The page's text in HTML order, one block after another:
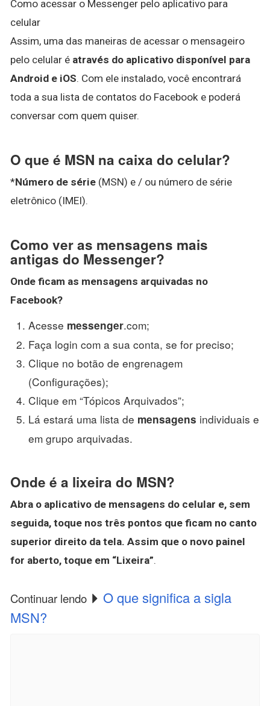
Como acessar o Messenger pelo aplicativo para
celular
Assim, uma das maneiras de acessar o mensageiro
pelo celular é através do aplicativo disponível para
Android e iOS. Com ele instalado, você encontrará
toda a sua lista de contatos do Facebook e poderá
conversar com quem quiser.
O que é MSN na caixa do celular?
*Número de série (MSN) e / ou número de série
eletrônico (IMEI).
Como ver as mensagens mais
antigas do Messenger?
Onde ficam as mensagens arquivadas no
Facebook?
Acesse messenger.com;
Faça login com a sua conta, se for preciso;
Clique no botão de engrenagem
(Configurações);
Clique em “Tópicos Arquivados”;
Lá estará uma lista de mensagens individuais e
em grupo arquivadas.
Onde é a lixeira do MSN?
Abra o aplicativo de mensagens do celular e, sem
seguida, toque nos três pontos que ficam no canto
superior direito da tela. Assim que o novo painel
for aberto, toque em “Lixeira”.
Continuar lendo
O que significa a sigla
MSN?